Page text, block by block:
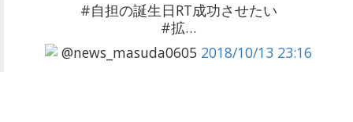
#自担の誕生日RT成功させたい
#拡…
@news_masuda0605 2018/10/13 23:16